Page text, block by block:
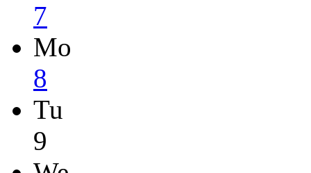
7
Mo
8
Tu
9